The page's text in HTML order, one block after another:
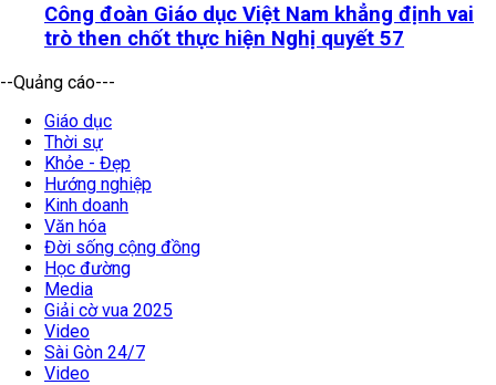
Công đoàn Giáo dục Việt Nam khẳng định vai
trò then chốt thực hiện Nghị quyết 57
--Quảng cáo---
Giáo dục
Thời sự
Khỏe - Đẹp
Hướng nghiệp
Kinh doanh
Văn hóa
Đời sống cộng đồng
Học đường
Media
Giải cờ vua 2025
Video
Sài Gòn 24/7
Video